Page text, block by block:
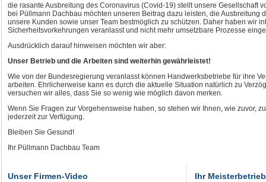
die rasante Ausbreitung des Coronavirus (Covid-19) stellt unsere Gesellschaft
bei Püllmann Dachbau möchten unseren Beitrag dazu leisten, die Ausbreitung
unsere Kunden sowie unser Team bestmöglich zu schützen. Daher haben wir
Sicherheitsvorkehrungen veranlasst und nicht mehr umsetzbare Prozesse
Ausdrücklich darauf hinweisen möchten wir aber:
Unser Betrieb und die Arbeiten sind weiterhin gewährleistet!
Wie von der Bundesregierung veranlasst können Handwerksbetriebe für ihre
arbeiten. Ehrlicherweise kann es durch die aktuelle Situation natürlich zu
versuchen wir alles, dass Sie so wenig wie möglich davon merken.
Wenn Sie Fragen zur Vorgehensweise haben, so stehen wir Ihnen, wie zuvor,
jederzeit zur Verfügung.
Bleiben Sie Gesund!
Ihr Püllmann Dachbau Team
Unser Firmen-Video Ihr